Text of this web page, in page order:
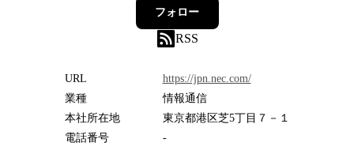
フォロー
RSS
URL
https://jpn.nec.com/
業種
情報通信
本社所在地
東京都港区芝5丁目７－１
電話番号
-